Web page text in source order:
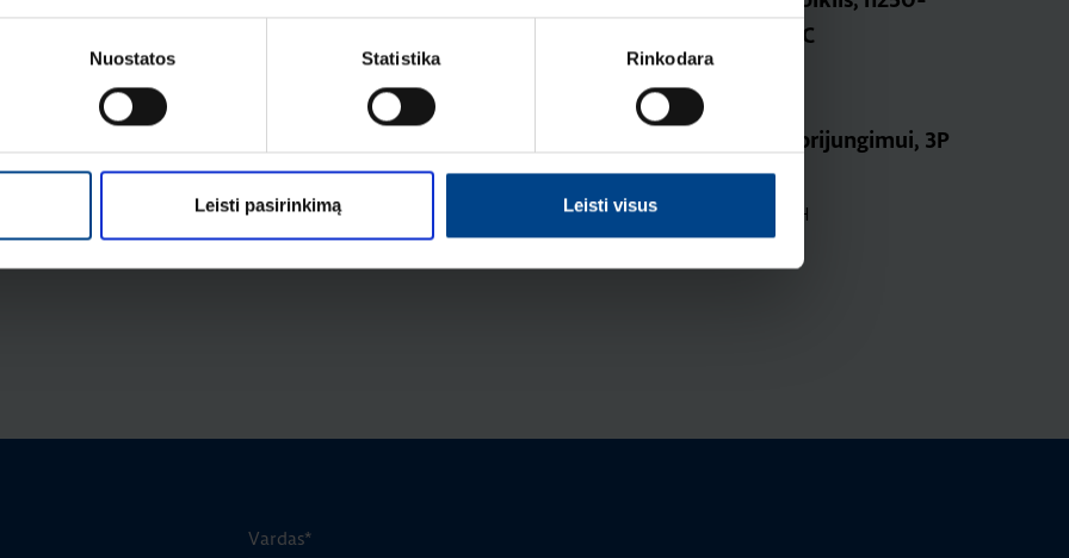
Nuostatos Statistika Rinkodara
Leisti pasirinkimą Leisti visus
h1000, 200-240V, DC
Produkto kodas: HXC004H
3/4P
Produkto kodas: HYW019H
Gnybtai x630, Cu/Al prijungimui, 3P
2x 35-120mm²
Produkto kodas: HYW007H
Vardas*